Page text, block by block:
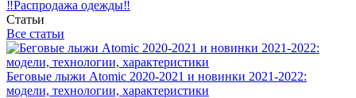
‼️Распродажа одежды‼️
Статьи
Все статьи
Беговые лыжи Atomic 2020-2021 и новинки 2021-2022:
модели, технологии, характеристики